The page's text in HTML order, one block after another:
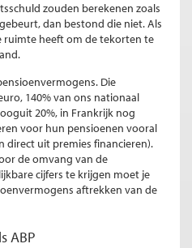
zouden berekenen zoals
dan bestond die niet. Als
ruimte heeft om de tekorten te
Die
140% van ons nationaal
20%, in Frankrijk nog
voor hun pensioenen vooral
direct uit premies financieren).
de omvang van de
cijfers te krijgen moet je
aftrekken van de
ABP